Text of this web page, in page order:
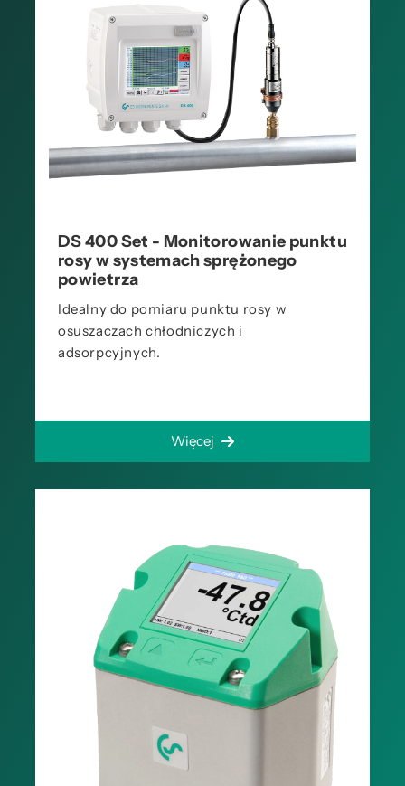
DS 400 Set - Monitorowanie punktu
rosy w systemach sprężonego
powietrza
Idealny do pomiaru punktu rosy w
osuszaczach chłodniczych i
adsorpcyjnych.
Więcej